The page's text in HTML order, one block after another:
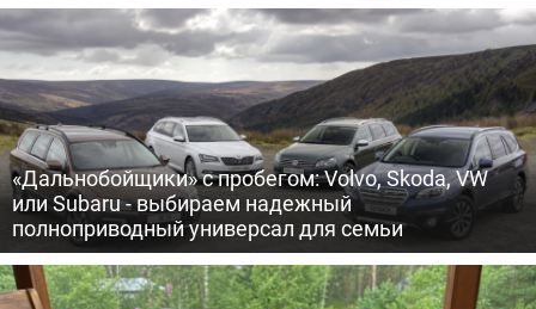
«Дальнобойщики» с пробегом: Volvo, Skoda, VW
или Subaru - выбираем надежный
полноприводный универсал для семьи